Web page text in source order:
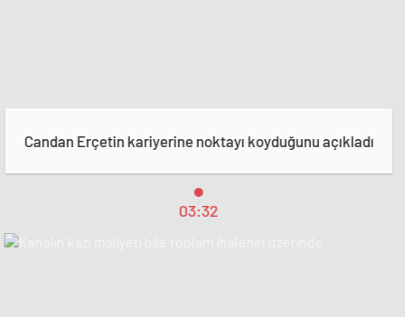
Candan Erçetin kariyerine noktayı koyduğunu açıkladı
03:32